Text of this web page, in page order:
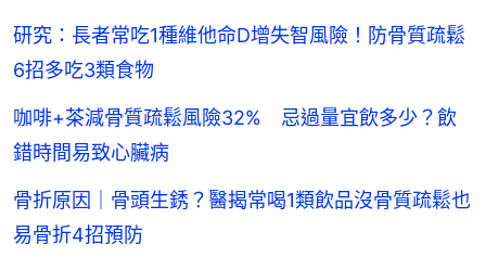
研究：長者常吃1種維他命D增失智風險！防骨質疏鬆
6招多吃3類食物
咖啡+茶減骨質疏鬆風險32% 忌過量宜飲多少？飲
錯時間易致心臟病
骨折原因｜骨頭生銹？醫揭常喝1類飲品沒骨質疏鬆也
易骨折4招預防